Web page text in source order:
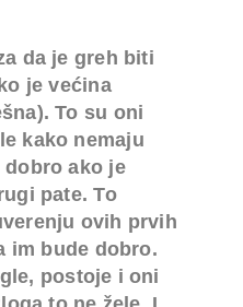
da je greh biti
je većina
To su oni
kako nemaju
dobro ako je
pate. To
ovih prvih
im bude dobro.
postoje i oni